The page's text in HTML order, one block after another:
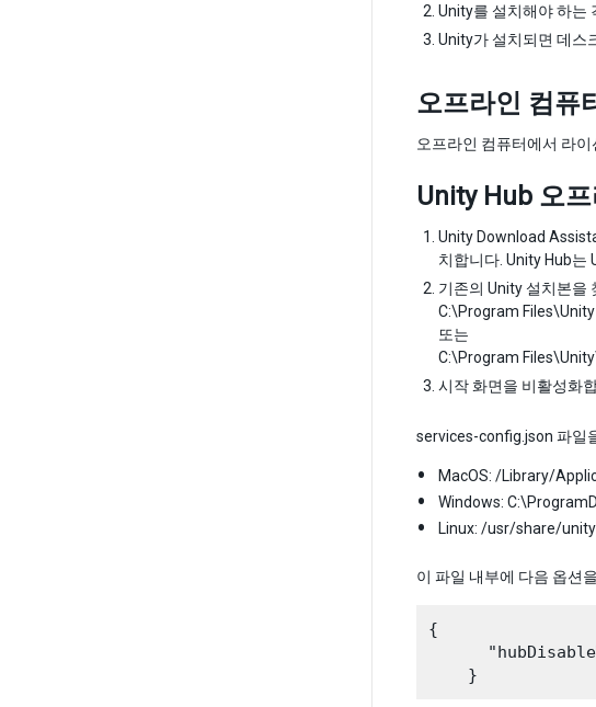
Unity를 설치해야 하는
Unity가 설치되면 데스
오프라인 컴퓨
오프라인 컴퓨터에서 라
Unity Hub 오프
Unity Download
치합니다. Unity Hub는
기존의 Unity 설치본을
C:\Program
또는
C:\Program
시작 화면을 비활성화
services-config.json 파일
MacOS: /Library/
Windows:
Linux: /usr/share/
이 파일 내부에 다음 옵션
{